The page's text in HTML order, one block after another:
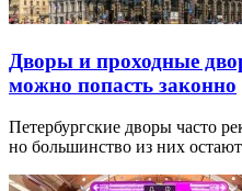
Дворы и проходные
можно попасть законно
Петербургские дворы часто
но большинство из них